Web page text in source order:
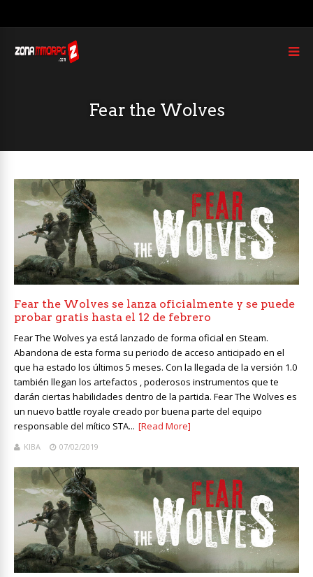
Fear the Wolves
Fear the Wolves se lanza oficialmente y se puede
probar gratis hasta el 12 de febrero
Fear The Wolves ya está lanzado de forma oficial en Steam.
Abandona de esta forma su periodo de acceso anticipado en el
que ha estado los últimos 5 meses. Con la llegada de la versión 1.0
también llegan los artefactos , poderosos instrumentos que te
darán ciertas habilidades dentro de la partida. Fear The Wolves es
un nuevo battle royale creado por buena parte del equipo
responsable del mítico STA... [Read More]
KIBA 07/02/2019